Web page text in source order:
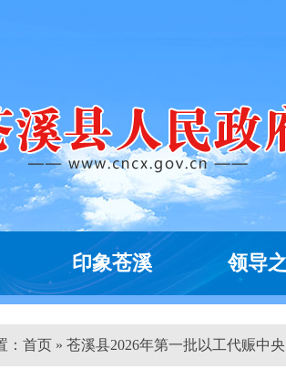
印象苍溪 领导
： 首页 » 苍溪县2026年第一批以工代赈中